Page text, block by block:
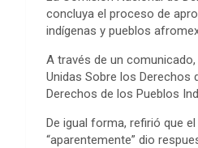
concluya el proceso de
indígenas y pueblos
A través de un
Unidas Sobre los Derechos
Derechos de los Pueblos
De igual forma, refirió que
“aparentemente” dio